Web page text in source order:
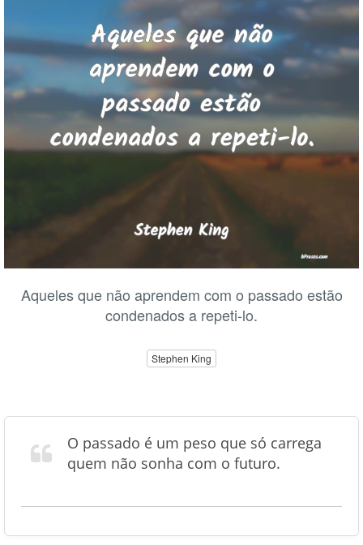
Aqueles que não aprendem com o passado estão
condenados a repeti-lo.
Stephen King
O passado é um peso que só carrega
quem não sonha com o futuro.